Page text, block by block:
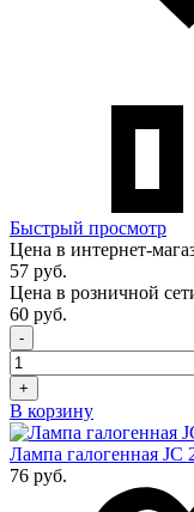
Быстрый просмотр
Цена в интернет-
57 руб.
Цена в розничной
60 руб.
-
+
В корзину
Лампа галогенная JC
76 руб.